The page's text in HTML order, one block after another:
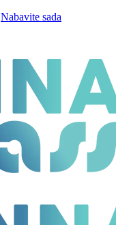
Nabavite sada